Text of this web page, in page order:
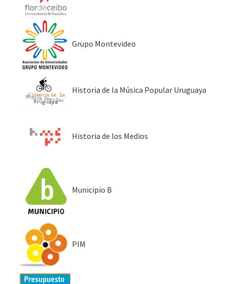
Grupo Montevideo
Historia de la Música Popular Uruguaya
Historia de los Medios
Municipio B
PIM